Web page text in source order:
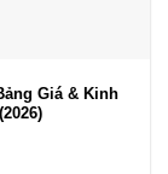
Giá & Kinh